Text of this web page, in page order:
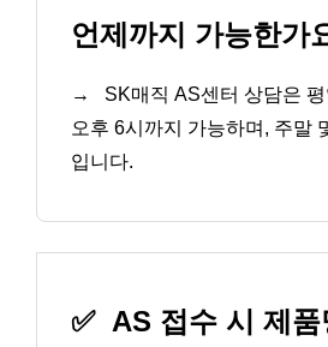
언제까지 가능한가
→
SK매직 AS센터 상담은
오후 6시까지 가능하며, 주말
입니다.
✅ AS 접수 시 제품